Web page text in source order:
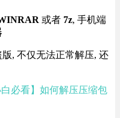
或者 7z, 手机端
, 不仅无法正常解压, 还
白必看】如何解压压缩包